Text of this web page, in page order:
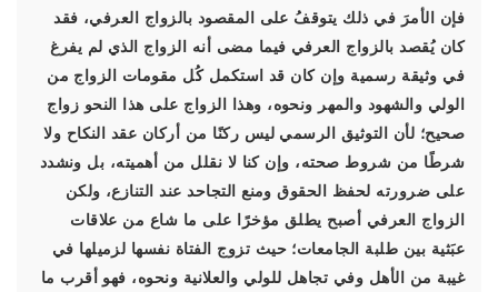
فإن الأمرَ في ذلك يتوقفُ على المقصود بالزواج العرفي، فقد
كان يُقصد بالزواج العرفي فيما مضى أنه الزواج الذي لم يفرغ
في وثيقة رسمية وإن كان قد استكمل كُل مقومات الزواج من
الولي والشهود والمهر ونحوه، وهذا الزواج على هذا النحو زواج
صحيح؛ لأن التوثيق الرسمي ليس ركنًا من أركان عقد النكاح ولا
شرطًا من شروط صحته، وإن كنا لا نقلل من أهميته، بل ونشدد
على ضرورته لحفظ الحقوق ومنع التجاحد عند التنازع، ولكن
الزواج العرفي أصبح يطلق مؤخرًا على ما شاع من علاقات
عبَثية بين طلبة الجامعات؛ حيث تزوج الفتاة نفسها لزميلها في
غيبة من الأهل وفي تجاهل للولي والعلانية ونحوه، فهو أقرب ما